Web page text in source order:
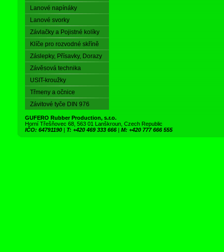
Lanové napínáky
Lanové svorky
Závlačky a Pojistné kolíky
Klíče pro rozvodné skříně
Záslepky, Přísavky, Dorazy
Závěsová technika
USIT-kroužky
Třmeny a očnice
Závitové tyče DIN 976
GUFERO Rubber Production, s.r.o.
Horní Třešňovec 68, 563 01 Lanškroun, Czech Republic
IČO: 64791190 | T: +420 469 333 666 | M: +420 777 666 555